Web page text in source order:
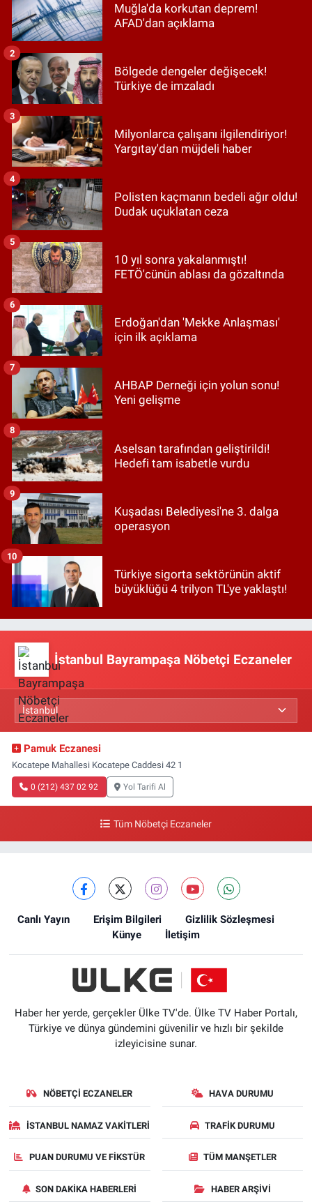
Muğla'da korkutan deprem!
AFAD'dan açıklama
Bölgede dengeler değişecek!
Türkiye de imzaladı
2
Milyonlarca çalışanı ilgilendiriyor!
Yargıtay'dan müjdeli haber
3
Polisten kaçmanın bedeli ağır oldu!
Dudak uçuklatan ceza
4
10 yıl sonra yakalanmıştı!
FETÖ'cünün ablası da gözaltında
5
Erdoğan'dan 'Mekke Anlaşması'
için ilk açıklama
6
AHBAP Derneği için yolun sonu!
Yeni gelişme
7
Aselsan tarafından geliştirildi!
Hedefi tam isabetle vurdu
8
Kuşadası Belediyesi'ne 3. dalga
operasyon
9
Türkiye sigorta sektörünün aktif
büyüklüğü 4 trilyon TL'ye yaklaştı!
10
İstanbul Bayrampaşa Nöbetçi Eczaneler
Pamuk Eczanesi
Kocatepe Mahallesi Kocatepe Caddesi 42 1
0 (212) 437 02 92 Yol Tarifi Al
Tüm Nöbetçi Eczaneler
Canlı Yayın Erişim Bilgileri
Gizlilik Sözleşmesi
Künye
İletişim
Haber her yerde, gerçekler Ülke TV'de. Ülke TV Haber Portalı,
Türkiye ve dünya gündemini güvenilir ve hızlı bir şekilde
izleyicisine sunar.
NÖBETÇI ECZANELER HAVA DURUMU
İSTANBUL NAMAZ VAKITLERI TRAFIK DURUMU
PUAN DURUMU VE FIKSTÜR TÜM MANŞETLER
SON DAKIKA HABERLERI HABER ARŞIVI